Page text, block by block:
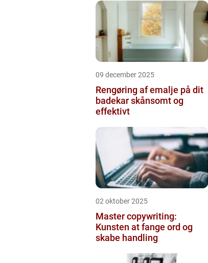
09 december 2025
Rengøring af emalje på dit
badekar skånsomt og
effektivt
02 oktober 2025
Master copywriting:
Kunsten at fange ord og
skabe handling